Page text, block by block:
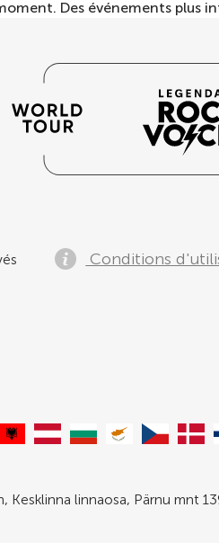
Des événements plus
Conditions
Kesklinna linnaosa, Pärnu mnt